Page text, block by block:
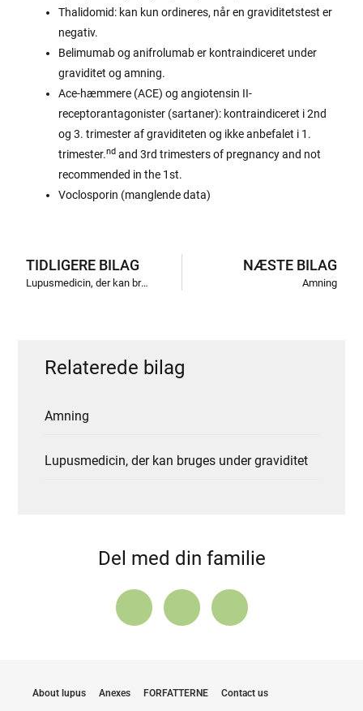
Thalidomid: kan kun ordineres, når en graviditetstest er
negativ.
Belimumab og anifrolumab er kontraindiceret under
graviditet og amning.
Ace-hæmmere (ACE) og angiotensin II-
receptorantagonister (sartaner): kontraindiceret i 2nd
og 3. trimester af graviditeten og ikke anbefalet i 1.
trimester.nd and 3rd trimesters of pregnancy and not
recommended in the 1st.
Voclosporin (manglende data)
TIDLIGERE BILAG
Lupusmedicin, der kan bruges under graviditet
NÆSTE BILAG
Amning
Relaterede bilag
Amning
Lupusmedicin, der kan bruges under graviditet
Del med din familie
About lupus Anexes FORFATTERNE Contact us